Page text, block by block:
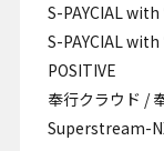
S-PAYCIAL
S-PAYCIAL
POSITIVE
奉行クラウド /
Superstream-